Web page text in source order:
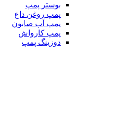
بوستر پمپ
پمپ روغن داغ
پمپ آب صابون
پمپ کارواش
دوزینگ پمپ